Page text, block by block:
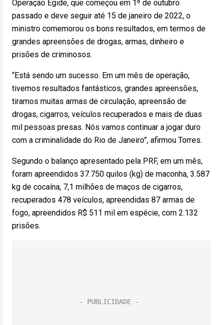
Operação Égide, que começou em 1º de outubro
passado e deve seguir até 15 de janeiro de 2022, o
ministro comemorou os bons resultados, em termos de
grandes apreensões de drogas, armas, dinheiro e
prisões de criminosos.
“Está sendo um sucesso. Em um mês de operação,
tivemos resultados fantásticos, grandes apreensões,
tiramos muitas armas de circulação, apreensão de
drogas, cigarros, veículos recuperados e mais de duas
mil pessoas presas. Nós vamos continuar a jogar duro
com a criminalidade do Rio de Janeiro”, afirmou Torres.
Segundo o balanço apresentado pela PRF, em um mês,
foram apreendidos 37.750 quilos (kg) de maconha, 3.587
kg de cocaína, 7,1 milhões de maços de cigarros,
recuperados 478 veículos, apreendidas 87 armas de
fogo, apreendidos R$ 511 mil em espécie, com 2.132
prisões.